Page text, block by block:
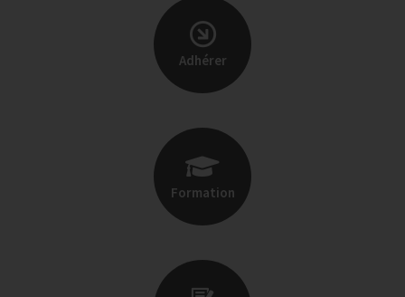
Adhérer
Formation